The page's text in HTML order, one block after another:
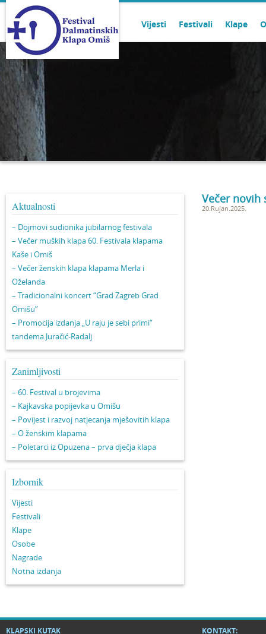
Vijesti Festivali Klape
Aktualnosti
– Dojmovi sudionika jubilarnog festivala
– Večer muških klapa 60. Festivala klapama
Kaše i Omiš
– Večer ženskih klapa klapama Merla i
Oželanda
– Tradicionalni koncert “Grad Zagreb Grad
Omišu”
– Promocija izdanja „U raju je sebi primi“
tandema Juračić-Radalj
Zanimljivosti
– 60. Festival u brojevima
– Kajkavska popijevka u Omišu
– Povijest i razvoj natjecanja mješovitih klapa
– O ženskim klapama
– Poletarci iz Opuzena – prva dječja klapa
Izbornik
Vijesti
Festivali
Klape
Osobe
Nagrade
Notna izdanja
Večer novih
20.Rujan.2025.
KLAPSKI KUTAK KONTAKT: